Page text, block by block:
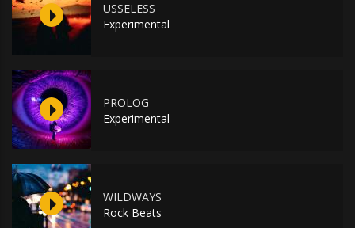
USSELESS
Experimental
PROLOG
Experimental
WILDWAYS
Rock Beats